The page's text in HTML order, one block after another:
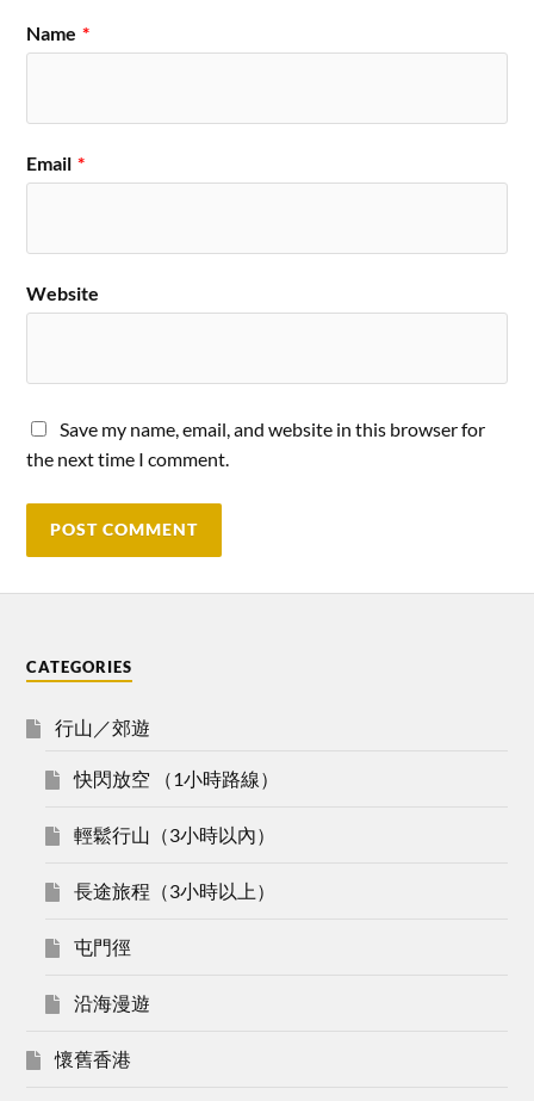
Name *
Email *
Website
Save my name, email, and website in this browser for
the next time I comment.
CATEGORIES
行山／郊遊
快閃放空 （1小時路線）
輕鬆行山（3小時以內）
長途旅程（3小時以上）
屯門徑
沿海漫遊
懷舊香港